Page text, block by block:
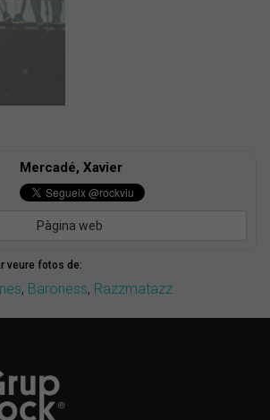
Mercadé, Xavier
Pàgina web
veure fotos de:
, Baroness, Razzmatazz